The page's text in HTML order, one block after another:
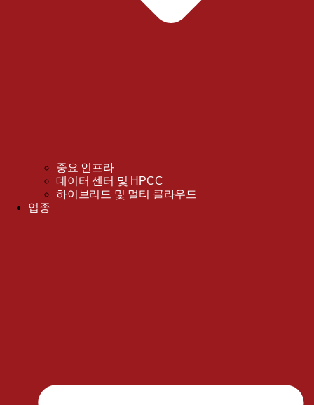
중요 인프라
데이터 센터 및 HPCC
하이브리드 및 멀티 클라우드
업종